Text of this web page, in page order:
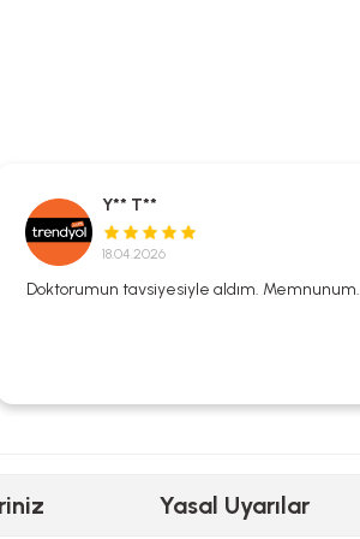
Y** T**
18.04.2026
Doktorumun tavsiyesiyle aldım. Memnunum.
Yasal Uyarılar